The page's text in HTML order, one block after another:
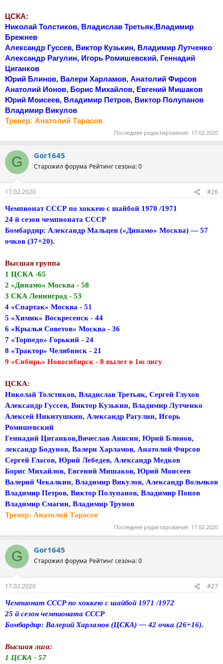
ЦСКА:
Николай Толстиков, Владислав Третьяк,Владимир
Брежнев
Александр Гуссев, Виктор Кузькин, Владимир Лутченко
Александр Рагулин, Игорь Ромишевский, Геннадий
Циганков
Юрий Блинов, Валери Харламов, Анатолий Фирсов
Анатолий Ионов, Борис Михайлов, Евгений Мишаков
Юрий Моисеев, Владимир Петров, Виктор Полупанов
Владимир Викулов
Тренер: Анатолий Тарасов
Последнее редактирование: 17.02.2020
G Gor1645
Старожил форума Рейтинг сезона: 0
17.02.2020 #26
Чемпионат СССР по хоккею с шайбой 1970 /1971
24 й сезон чемпионата СССР
Бомбардир: Александр Мальцев («Динамо» Москва) — 57
очков (37+20).
Высшая группа
1 ЦСКА -65
2 «Динамо» Москва - 58
3 СКА Ленинград - 53
4 «Спартак» Москва - 51
5 «Химик» Воскресенск - 44
6 «Крылья Советов» Москва - 36
7 «Торпедо» Горький - 24
8 «Трактор» Челябинск - 21
9 «Сибирь» Новосибирск - 8 вылет в 1ю лигу
ЦСКА:
Николай Толстиков, Владислав Третьяк, Сергей Глухов
Александр Гуссев, Виктор Кузькин, Владимир Лутченко
Алексей Никитушкин, Александр Рагулин, Игорь
Ромишевский
Геннадий Циганков,Вячеслав Анисин, Юрий Блинов,
лександр Бодунов, Валери Харламов, Анатолий Фирсов
Сергей Гласов, Юрий Лебедев, Александр Медков
Борис Михайлов, Евгений Мишаков, Юрий Моисеев
Валерий Чекалкин, Владимир Викулов, Александр Вольчков
Владимир Петров, Виктор Полупанов, Владимир Попов
Владимир Смагин, Владимир Трунов
Тренер: Анатолий Тарасов
Последнее редактирование: 17.02.2020
G Gor1645
Старожил форума Рейтинг сезона: 0
17.02.2020 #27
Чемпионат СССР по хоккею с шайбой 1971 /1972
25 й сезон чемпионата СССР
Бомбардир: Валерий Харламов (ЦСКА) — 42 очка (26+16).
Высшая лига:
1 ЦСКА - 57